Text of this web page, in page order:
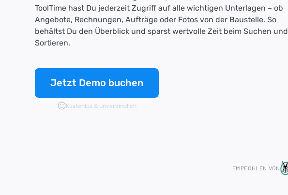
ToolTime hast Du jederzeit Zugriff auf alle wichtigen Unterlagen – ob
Angebote, Rechnungen, Aufträge oder Fotos von der Baustelle. So
behältst Du den Überblick und sparst wertvolle Zeit beim Suchen und
Sortieren.
Jetzt Demo buchen
Kostenlos & unverbindlich
EMPFOHLEN VON